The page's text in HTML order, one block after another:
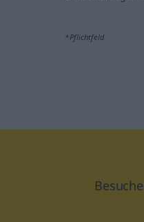
*Pflichtfeld